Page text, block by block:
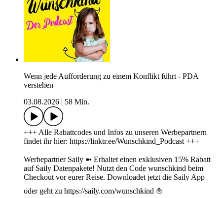
Wenn jede Aufforderung zu einem Konflikt führt - PDA
verstehen
03.08.2026
58 Min.
+++ Alle Rabattcodes und Infos zu unseren Werbepartnern
findet ihr hier: https://linktr.ee/Wunschkind_Podcast +++
Werbepartner Saily ➼ Erhaltet einen exklusiven 15% Rabatt
auf Saily Datenpakete! Nutzt den Code wunschkind beim
Checkout vor eurer Reise. Downloadet jetzt die Saily App
oder geht zu https://saily.com/wunschkind ⛵